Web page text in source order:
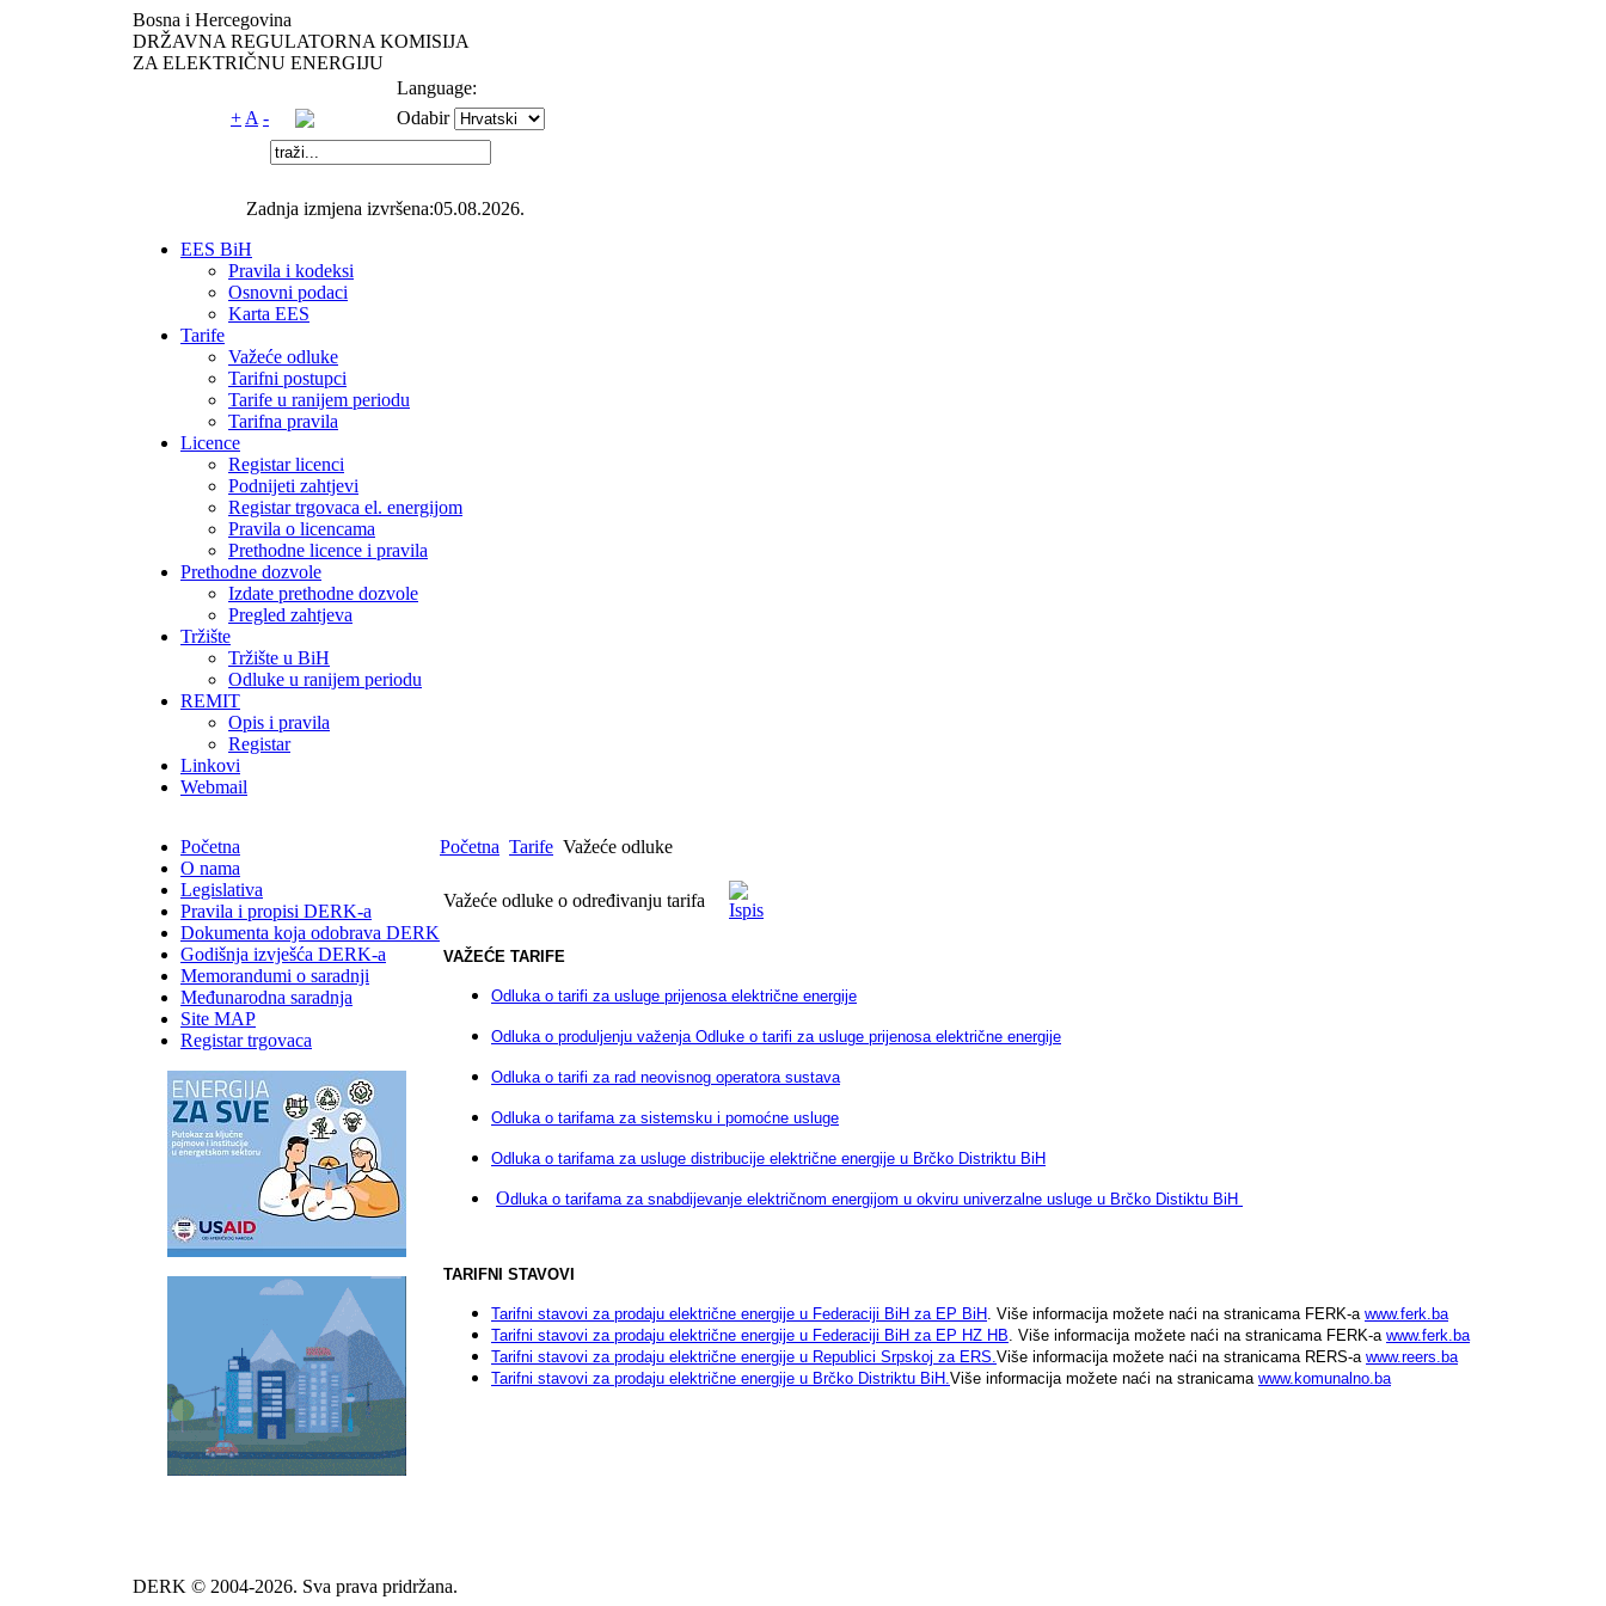
Bosna i Hercegovina
DRŽAVNA REGULATORNA KOMISIJA
ZA ELEKTRIČNU ENERGIJU
Language:
+ A - Odabir
Zadnja izmjena izvršena:05.08.2026.
EES BiH
Pravila i kodeksi
Osnovni podaci
Karta EES
Tarife
Važeće odluke
Tarifni postupci
Tarife u ranijem periodu
Tarifna pravila
Licence
Registar licenci
Podnijeti zahtjevi
Registar trgovaca el. energijom
Pravila o licencama
Prethodne licence i pravila
Prethodne dozvole
Izdate prethodne dozvole
Pregled zahtjeva
Tržište
Tržište u BiH
Odluke u ranijem periodu
REMIT
Opis i pravila
Registar
Linkovi
Webmail
Početna
O nama
Legislativa
Pravila i propisi DERK-a
Dokumenta koja odobrava DERK
Godišnja izvješća DERK-a
Memorandumi o saradnji
Međunarodna saradnja
Site MAP
Registar trgovaca
Početna Tarife Važeće odluke
Važeće odluke o određivanju tarifa
VAŽEĆE TARIFE
Odluka o tarifi za usluge prijenosa električne energije
Odluka o produljenju važenja Odluke o tarifi za usluge prijenosa električne energije
Odluka o tarifi za rad neovisnog operatora sustava
Odluka o tarifama za sistemsku i pomoćne usluge
Odluka o tarifama za usluge distribucije električne energije u Brčko Distriktu BiH
Odluka o tarifama za snabdijevanje električnom energijom u okviru univerzalne usluge u Brčko Distiktu BiH
TARIFNI STAVOVI
Tarifni stavovi za prodaju električne energije u Federaciji BiH za EP BiH. Više informacija možete naći na stranicama FERK-a www.ferk.ba
Tarifni stavovi za prodaju električne energije u Federaciji BiH za EP HZ HB. Više informacija možete naći na stranicama FERK-a www.ferk.ba
Tarifni stavovi za prodaju električne energije u Republici Srpskoj za ERS.Više informacija možete naći na stranicama RERS-a www.reers.ba
Tarifni stavovi za prodaju električne energije u Brčko Distriktu BiH.Više informacija možete naći na stranicama www.komunalno.ba
DERK © 2004-2026. Sva prava pridržana.